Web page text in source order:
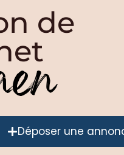
de
Déposer une